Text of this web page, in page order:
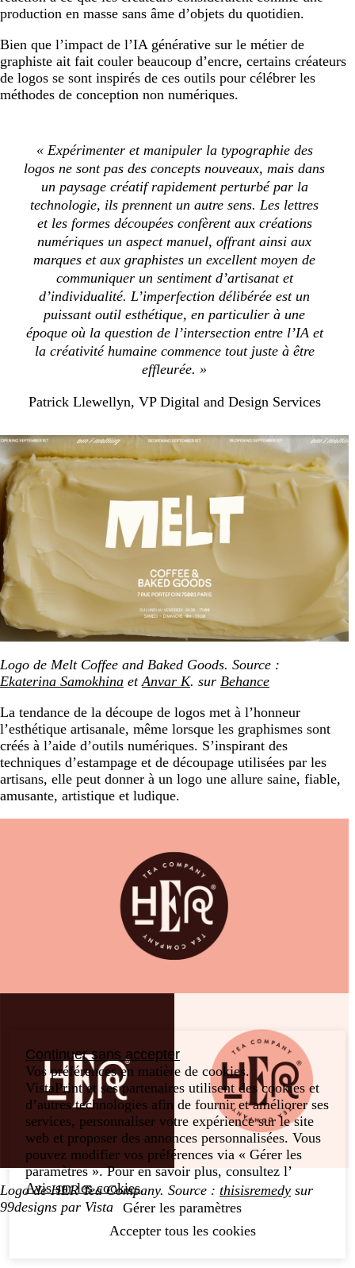
production en masse sans âme d’objets du quotidien.
Bien que l’impact de l’IA générative sur le métier de
graphiste ait fait couler beaucoup d’encre, certains créateurs
de logos se sont inspirés de ces outils pour célébrer les
méthodes de conception non numériques.
« Expérimenter et manipuler la typographie des
logos ne sont pas des concepts nouveaux, mais dans
un paysage créatif rapidement perturbé par la
technologie, ils prennent un autre sens. Les lettres
et les formes découpées confèrent aux créations
numériques un aspect manuel, offrant ainsi aux
marques et aux graphistes un excellent moyen de
communiquer un sentiment d’artisanat et
d’individualité. L’imperfection délibérée est un
puissant outil esthétique, en particulier à une
époque où la question de l’intersection entre l’IA et
la créativité humaine commence tout juste à être
effleurée. »
Patrick Llewellyn, VP Digital and Design Services
Logo de Melt Coffee and Baked Goods. Source :
Ekaterina Samokhina et Anvar K. sur Behance
La tendance de la découpe de logos met à l’honneur
l’esthétique artisanale, même lorsque les graphismes sont
créés à l’aide d’outils numériques. S’inspirant des
techniques d’estampage et de découpage utilisées par les
artisans, elle peut donner à un logo une allure saine, fiable,
amusante, artistique et ludique.
Logo de HER Tea Company. Source : thisisremedy sur
99designs par Vista
Continuer sans accepter
Vos préférences en matière de cookies.
VistaPrint et ses partenaires utilisent des cookies et
d’autres technologies afin de fournir et améliorer ses
services, personnaliser votre expérience sur le site
web et proposer des annonces personnalisées. Vous
pouvez modifier vos préférences via « Gérer les
paramètres ». Pour en savoir plus, consultez l’
Avis sur les cookies.
Gérer les paramètres
Accepter tous les cookies